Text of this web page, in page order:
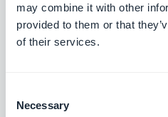
may combine it with other
provided to them or that
of their services.
Selection
Necessary
YouTube
Publica
canal de